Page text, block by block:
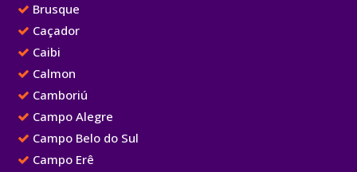
Brusque
Caçador
Caibi
Calmon
Camboriú
Campo Alegre
Campo Belo do Sul
Campo Erê